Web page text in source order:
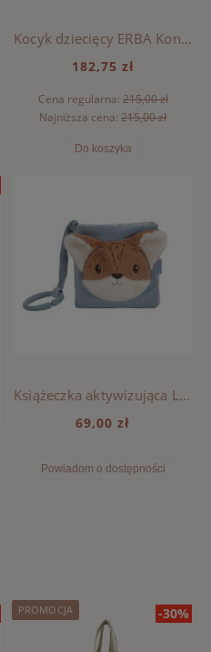
Kocyk dziecięcy ERBA Konges Sloejd Fanga Fontana - OATMEAL MELANGE
182,75 zł
Cena regularna:215,00 zł
Najniższa cena: 215,00 zł
Do koszyka
Książeczka aktywizująca Little Dutch - Forest Friends
69,00 zł
Powiadom o dostępności
-30%
PROMOCJA